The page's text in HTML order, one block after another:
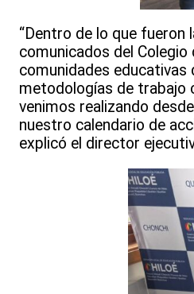
“Dentro de lo que fueron
comunicados del
comunidades
metodologías de trabajo
venimos realizando
nuestro calendario de
explicó el director